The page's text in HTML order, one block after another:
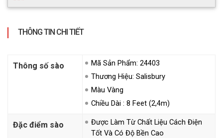
THÔNG TIN CHI TIẾT
Thông số sào
Mã Sản Phẩm: 24403
Thương Hiệu: Salisbury
Màu Vàng
Chiều Dài : 8 Feet (2,4m)
Đặc điểm sào
Được Làm Từ Chất Liệu Cách Điện
Tốt Và Có Độ Bền Cao